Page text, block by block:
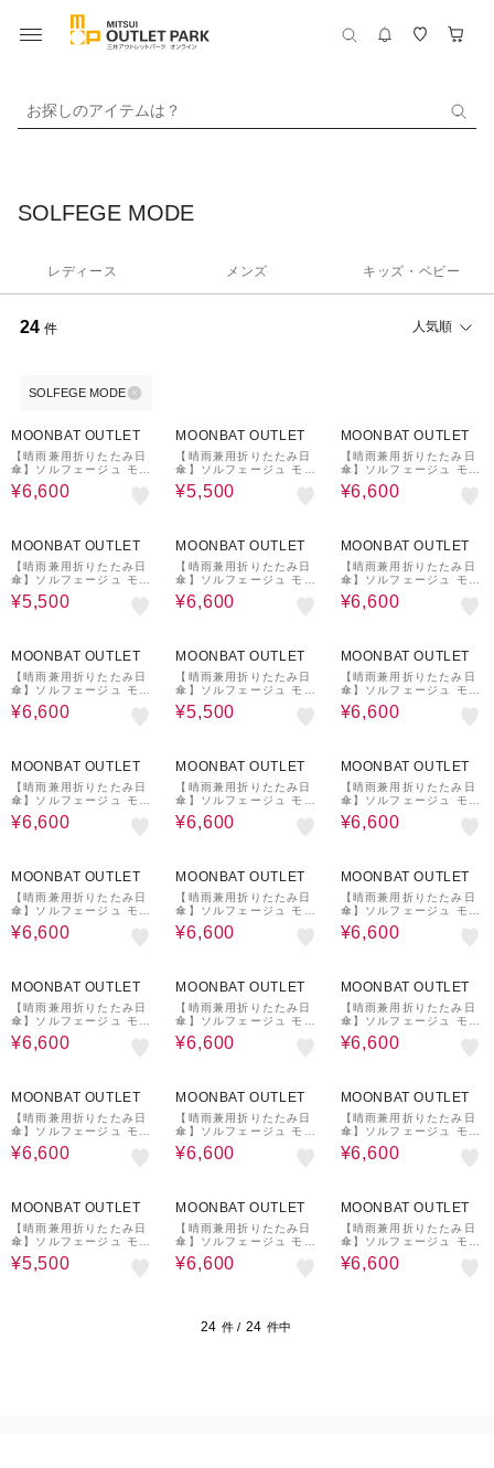
お探しのアイテムは？
SOLFEGE MODE
レディース メンズ キッズ・ベビー
24 件 人気順
SOLFEGE MODE
MOONBAT OUTLET
【晴雨兼用折りたたみ日
傘】ソルフェージュ モー
ド (SOLFEGE MODE)
遮光100% 遮熱 UV 大き
¥6,600
MOONBAT OUTLET
【晴雨兼用折りたたみ日
傘】ソルフェージュ モー
ド (SOLFEGE MODE)
遮光99.99% 遮熱 UV 大
¥5,500
MOONBAT OUTLET
【晴雨兼用折りたたみ日
傘】ソルフェージュ モー
ド (SOLFEGE MODE)
遮光100% 遮熱 UV 大き
¥6,600
MOONBAT OUTLET
【晴雨兼用折りたたみ日
傘】ソルフェージュ モー
ド (SOLFEGE MODE)
遮光99.99% 遮熱 UV 大
¥5,500
MOONBAT OUTLET
【晴雨兼用折りたたみ日
傘】ソルフェージュ モー
ド (SOLFEGE MODE)
遮光100% 遮熱 UV 大き
¥6,600
MOONBAT OUTLET
【晴雨兼用折りたたみ日
傘】ソルフェージュ モー
ド (SOLFEGE MODE)
遮光100% 遮熱 UV 大き
¥6,600
MOONBAT OUTLET
【晴雨兼用折りたたみ日
傘】ソルフェージュ モー
ド (SOLFEGE MODE)
遮光100% 遮熱 UV 大き
¥6,600
MOONBAT OUTLET
【晴雨兼用折りたたみ日
傘】ソルフェージュ モー
ド (SOLFEGE MODE)
遮光99.99% 遮熱 UV 大
¥5,500
MOONBAT OUTLET
【晴雨兼用折りたたみ日
傘】ソルフェージュ モー
ド (SOLFEGE MODE)
遮光100% 遮熱 UV 大き
¥6,600
MOONBAT OUTLET
【晴雨兼用折りたたみ日
傘】ソルフェージュ モー
ド (SOLFEGE MODE)
遮光100% 遮熱 UV 大き
¥6,600
MOONBAT OUTLET
【晴雨兼用折りたたみ日
傘】ソルフェージュ モー
ド (SOLFEGE MODE)
遮光100% 遮熱 UV 大き
¥6,600
MOONBAT OUTLET
【晴雨兼用折りたたみ日
傘】ソルフェージュ モー
ド (SOLFEGE MODE)
遮光100% 遮熱 UV 大き
¥6,600
MOONBAT OUTLET
【晴雨兼用折りたたみ日
傘】ソルフェージュ モー
ド (SOLFEGE MODE)
遮光100% 遮熱 UV 大き
¥6,600
MOONBAT OUTLET
【晴雨兼用折りたたみ日
傘】ソルフェージュ モー
ド (SOLFEGE MODE)
遮光100% 遮熱 UV 大き
¥6,600
MOONBAT OUTLET
【晴雨兼用折りたたみ日
傘】ソルフェージュ モー
ド (SOLFEGE MODE)
遮光100% 遮熱 UV 大き
¥6,600
MOONBAT OUTLET
【晴雨兼用折りたたみ日
傘】ソルフェージュ モー
ド (SOLFEGE MODE)
遮光100% 遮熱 UV 大き
¥6,600
MOONBAT OUTLET
【晴雨兼用折りたたみ日
傘】ソルフェージュ モー
ド (SOLFEGE MODE)
遮光100% 遮熱 UV 大き
¥6,600
MOONBAT OUTLET
【晴雨兼用折りたたみ日
傘】ソルフェージュ モー
ド (SOLFEGE MODE)
遮光100% 遮熱 UV 大き
¥6,600
MOONBAT OUTLET
【晴雨兼用折りたたみ日
傘】ソルフェージュ モー
ド (SOLFEGE MODE)
遮光100% 遮熱 UV 大き
¥6,600
MOONBAT OUTLET
【晴雨兼用折りたたみ日
傘】ソルフェージュ モー
ド (SOLFEGE MODE)
遮光100% 遮熱 UV 大き
¥6,600
MOONBAT OUTLET
【晴雨兼用折りたたみ日
傘】ソルフェージュ モー
ド (SOLFEGE MODE)
遮光100% 遮熱 UV 大き
¥6,600
MOONBAT OUTLET
【晴雨兼用折りたたみ日
傘】ソルフェージュ モー
ド (SOLFEGE MODE)
遮光99.99% 遮熱 UV 大
¥5,500
MOONBAT OUTLET
【晴雨兼用折りたたみ日
傘】ソルフェージュ モー
ド (SOLFEGE MODE)
遮光100% 遮熱 UV 大き
¥6,600
MOONBAT OUTLET
【晴雨兼用折りたたみ日
傘】ソルフェージュ モー
ド (SOLFEGE MODE)
遮光100% 遮熱 UV 大き
¥6,600
24 件 / 24 件中